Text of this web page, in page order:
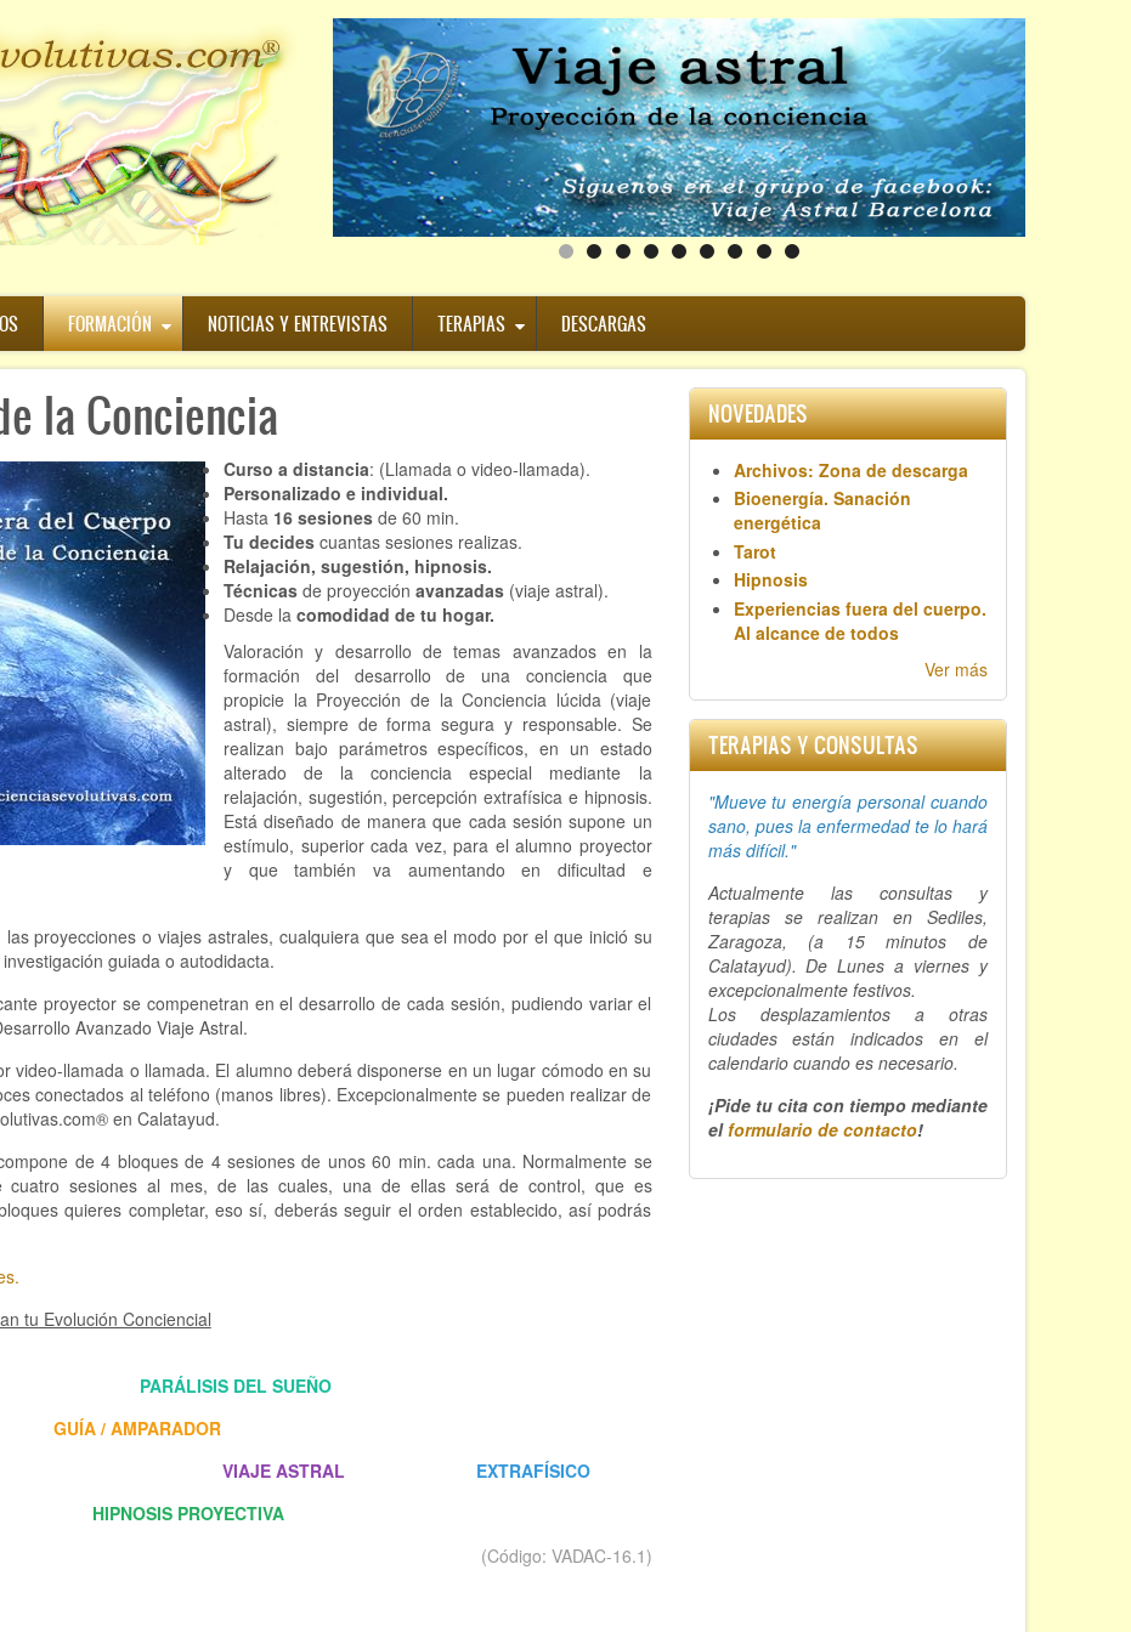
FORMACIÓN NOTICIAS Y ENTREVISTAS TERAPIAS DESCARGAS
la Conciencia
Curso a distancia: (Llamada o video-llamada).
Personalizado e individual.
Hasta 16 sesiones de 60 min.
Tu decides cuantas sesiones realizas.
Relajación, sugestión, hipnosis.
Técnicas de proyección avanzadas (viaje astral).
Desde la comodidad de tu hogar.
Valoración y desarrollo de temas avanzados en la
formación del desarrollo de una conciencia que
propicie la Proyección de la Conciencia lúcida (viaje
astral), siempre de forma segura y responsable. Se
realizan bajo parámetros específicos, en un estado
alterado de la conciencia especial mediante la
relajación, sugestión, percepción extrafísica e hipnosis.
Está diseñado de manera que cada sesión supone un
estímulo, superior cada vez, para el alumno proyector
y que también va aumentando en dificultad e
proyecciones o viajes astrales, cualquiera que sea el modo por el que inició su
guiada o autodidacta.
proyector se compenetran en el desarrollo de cada sesión, pudiendo variar el
Avanzado Viaje Astral.
video-llamada o llamada. El alumno deberá disponerse en un lugar cómodo en su
conectados al teléfono (manos libres). Excepcionalmente se pueden realizar de
en Calatayud.
de 4 bloques de 4 sesiones de unos 60 min. cada una. Normalmente se
cuatro sesiones al mes, de las cuales, una de ellas será de control, que es
quieres completar, eso sí, deberás seguir el orden establecido, así podrás
tu Evolución Conciencial
. PARÁLISIS DEL SUEÑO
GUÍA / AMPARADOR
VIAJE ASTRAL
EXTRAFÍSICO
HIPNOSIS PROYECTIVA
(Código: VADAC-16.1)
NOVEDADES
Archivos: Zona de descarga
Bioenergía. Sanación
energética
Tarot
Hipnosis
Experiencias fuera del cuerpo.
Al alcance de todos
Ver más
TERAPIAS Y CONSULTAS
"Mueve tu energía personal cuando
sano, pues la enfermedad te lo hará
más difícil."
Actualmente las consultas y
terapias se realizan en Sediles,
Zaragoza, (a 15 minutos de
Calatayud). De Lunes a viernes y
excepcionalmente festivos.
Los desplazamientos a otras
ciudades están indicados en el
calendario cuando es necesario.
¡Pide tu cita con tiempo mediante
elformulario de contacto!